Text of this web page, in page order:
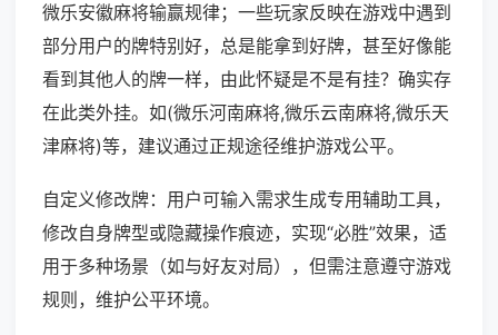
微乐安徽麻将输赢规律；一些玩家反映在游戏中遇到
部分用户的牌特别好，总是能拿到好牌，甚至好像能
看到其他人的牌一样，由此怀疑是不是有挂？确实存
在此类外挂。如(微乐河南麻将,微乐云南麻将,微乐天
津麻将)等，建议通过正规途径维护游戏公平。
自定义修改牌：用户可输入需求生成专用辅助工具，
修改自身牌型或隐藏操作痕迹，实现“必胜”效果，适
用于多种场景（如与好友对局），但需注意遵守游戏
规则，维护公平环境。